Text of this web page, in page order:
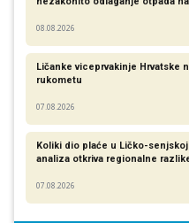
08.08.2026
Ličanke viceprvakinje Hrvatske
rukometu
07.08.2026
Koliki dio plaće u Ličko-
analiza otkriva regionalne
07.08.2026